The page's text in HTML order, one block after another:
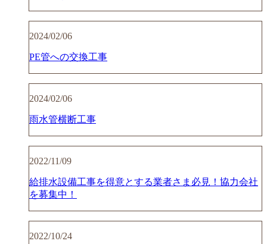
2024/02/06
PE管への交換工事
2024/02/06
雨水管横断工事
2022/11/09
給排水設備工事を得意とする業者さま必見！協力会社
を募集中！
2022/10/24